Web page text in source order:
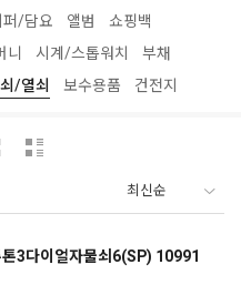
/담요 앨범
쇼핑백
니
시계/스톱워치
부채
/열쇠 보수용품 건전지
3다이얼자물쇠6(SP) 10991